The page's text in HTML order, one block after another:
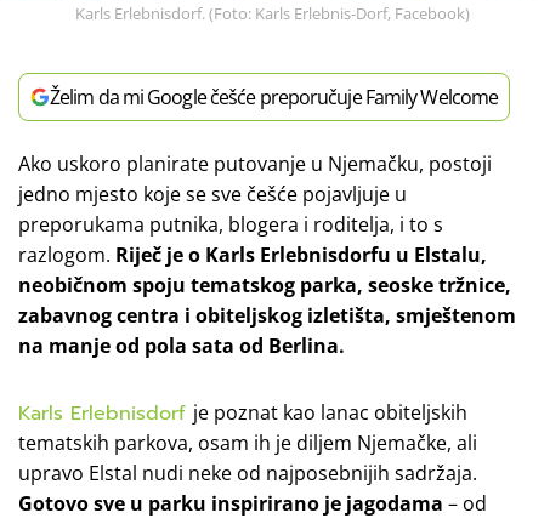
Karls Erlebnisdorf. (Foto: Karls Erlebnis-Dorf, Facebook)
Želim da mi Google češće preporučuje Family Welcome
Ako uskoro planirate putovanje u Njemačku, postoji
jedno mjesto koje se sve češće pojavljuje u
preporukama putnika, blogera i roditelja, i to s
razlogom. Riječ je o Karls Erlebnisdorfu u Elstalu,
neobičnom spoju tematskog parka, seoske tržnice,
zabavnog centra i obiteljskog izletišta, smještenom
na manje od pola sata od Berlina.
Karls Erlebnisdorf je poznat kao lanac obiteljskih
tematskih parkova, osam ih je diljem Njemačke, ali
upravo Elstal nudi neke od najposebnijih sadržaja.
Gotovo sve u parku inspirirano je jagodama – od